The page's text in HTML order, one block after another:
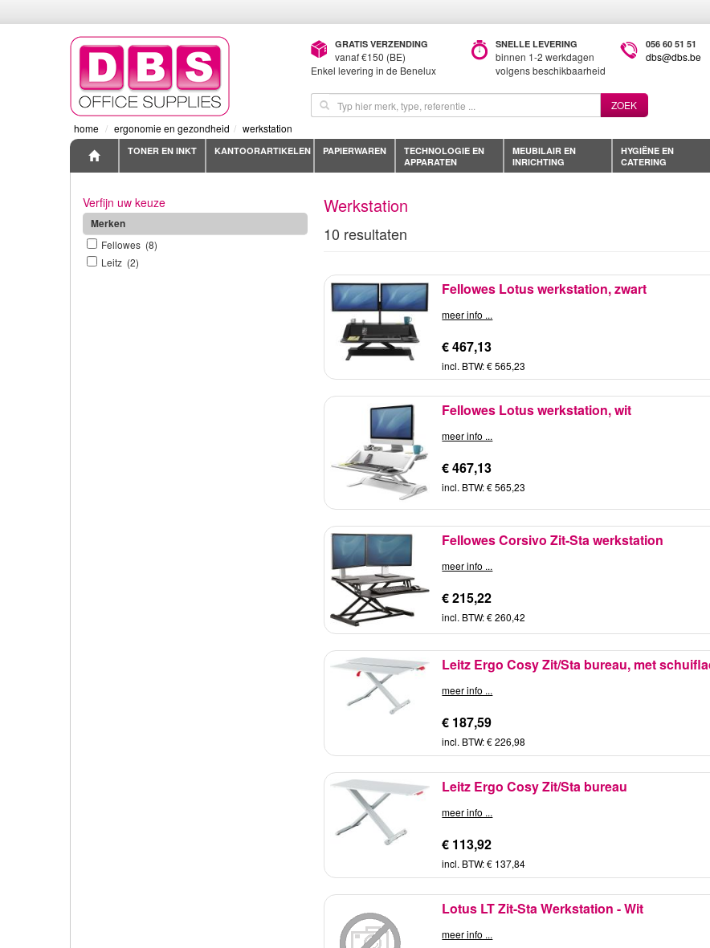
GRATIS VERZENDING
vanaf €150 (BE)
Enkel levering in de Benelux
SNELLE LEVERING
binnen 1-2 werkdagen
volgens beschikbaarheid
056 60 51 51
dbs@dbs.be
ZOEK
home
ergonomie en gezondheid werkstation
TONER EN INKT KANTOORARTIKELEN PAPIERWAREN
TECHNOLOGIE EN
APPARATEN
MEUBILAIR EN
INRICHTING
HYGIËNE EN
CATERING
Verfijn uw keuze
Merken
Fellowes (8)
Leitz (2)
Werkstation
10 resultaten
Fellowes Lotus werkstation, zwart
meer info ...
€ 467,13
incl. BTW: € 565,23
Fellowes Lotus werkstation, wit
meer info ...
€ 467,13
incl. BTW: € 565,23
Fellowes Corsivo Zit-Sta werkstation
meer info ...
€ 215,22
incl. BTW: € 260,42
Leitz Ergo Cosy Zit/Sta bureau, met
meer info ...
€ 187,59
incl. BTW: € 226,98
Leitz Ergo Cosy Zit/Sta bureau
meer info ...
€ 113,92
incl. BTW: € 137,84
Lotus LT Zit-Sta Werkstation - Wit
meer info ...